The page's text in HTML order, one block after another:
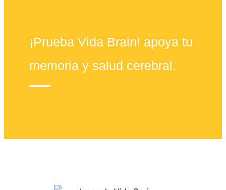
¡Prueba Vida Brain! apoya tu
memoria y salud cerebral.